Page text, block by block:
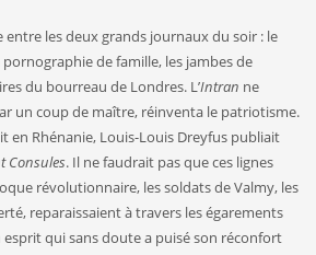
les deux grands journaux du soir : le
de famille, les jambes de
du bourreau de Londres. L’Intran ne
un coup de maître, réinventa le patriotisme.
en Rhénanie, Louis-Louis Dreyfus publiait
Consules. Il ne faudrait pas que ces lignes
révolutionnaire, les soldats de Valmy, les
reparaissaient à travers les égarements
esprit qui sans doute a puisé son réconfort